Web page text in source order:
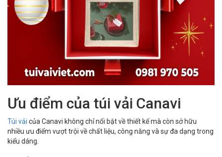
Ưu điểm của túi vải Canavi
Túi vải của Canavi không chỉ nổi bật về thiết kế mà còn sở hữu
nhiều ưu điểm vượt trội về chất liệu, công năng và sự đa dạng trong
kiểu dáng.